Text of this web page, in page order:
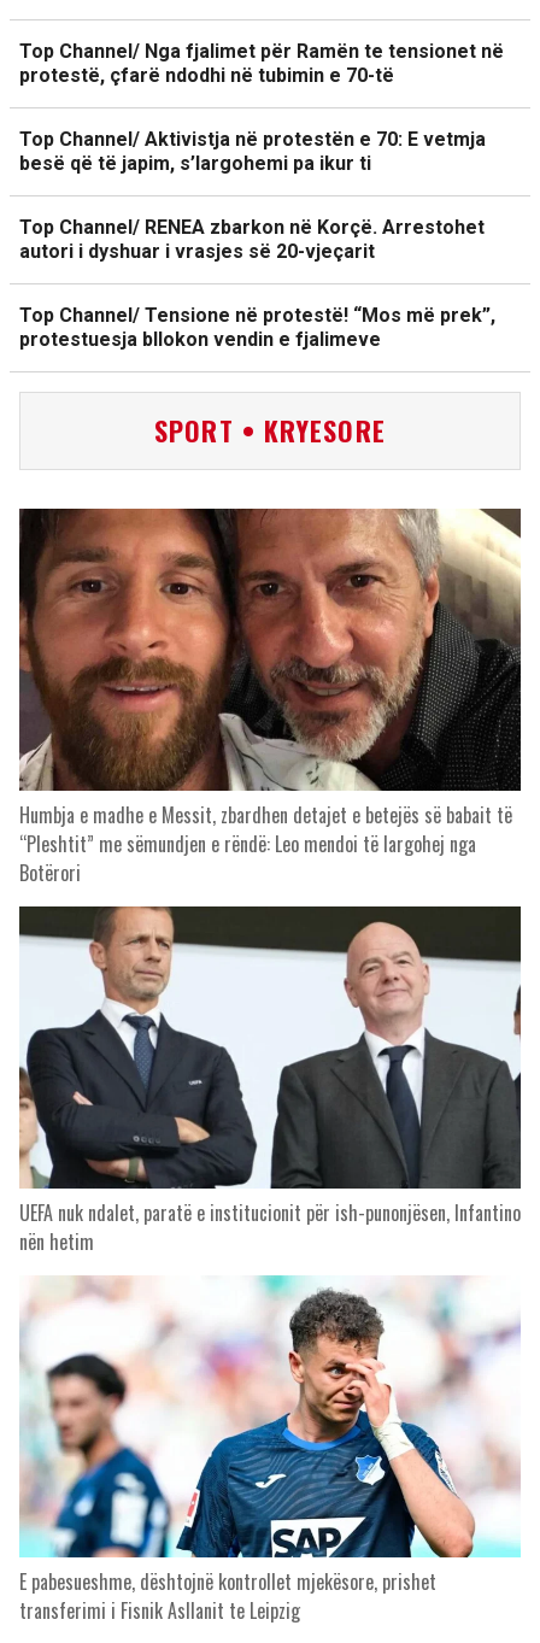
Top Channel/ Nga fjalimet për Ramën te tensionet në
protestë, çfarë ndodhi në tubimin e 70-të
Top Channel/ Aktivistja në protestën e 70: E vetmja
besë që të japim, s’largohemi pa ikur ti
Top Channel/ RENEA zbarkon në Korçë. Arrestohet
autori i dyshuar i vrasjes së 20-vjeçarit
Top Channel/ Tensione në protestë! “Mos më prek”,
protestuesja bllokon vendin e fjalimeve
SPORT • KRYESORE
Humbja e madhe e Messit, zbardhen detajet e betejës së babait të
“Pleshtit” me sëmundjen e rëndë: Leo mendoi të largohej nga
Botërori
UEFA nuk ndalet, paratë e institucionit për ish-punonjësen, Infantino
nën hetim
E pabesueshme, dështojnë kontrollet mjekësore, prishet
transferimi i Fisnik Asllanit te Leipzig